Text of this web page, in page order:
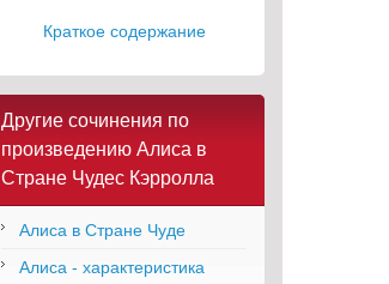
Краткое содержание
Другие сочинения по
произведению Алиса в
Стране Чудес Кэрролла
Алиса в Стране Чуде
Алиса - характеристика